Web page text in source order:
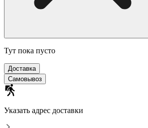
Тут пока пусто
Доставка
Самовывоз
Указать адрес доставки